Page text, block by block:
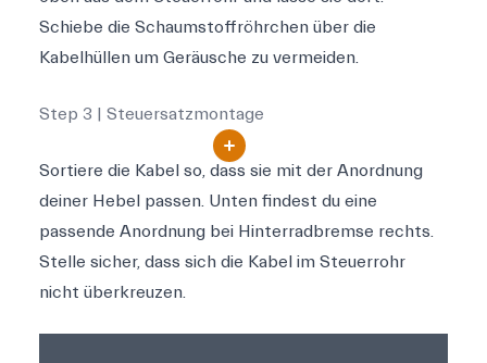
Schiebe die Schaumstoffröhrchen über die
Kabelhüllen um Geräusche zu vermeiden.
Step 3 | Steuersatzmontage
Sortiere die Kabel so, dass sie mit der Anordnung
deiner Hebel passen. Unten findest du eine
passende Anordnung bei Hinterradbremse rechts.
Stelle sicher, dass sich die Kabel im Steuerrohr
nicht überkreuzen.